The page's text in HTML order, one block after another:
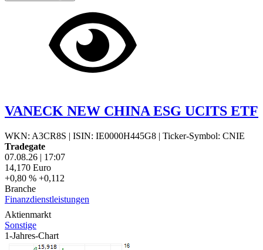
VANECK NEW CHINA ESG UCITS ETF
WKN: A3CR8S | ISIN: IE0000H445G8 | Ticker-Symbol: CNIE
Tradegate
07.08.26 | 17:07
14,170 Euro
+0,80 % +0,112
Branche
Finanzdienstleistungen
Aktienmarkt
Sonstige
1-Jahres-Chart